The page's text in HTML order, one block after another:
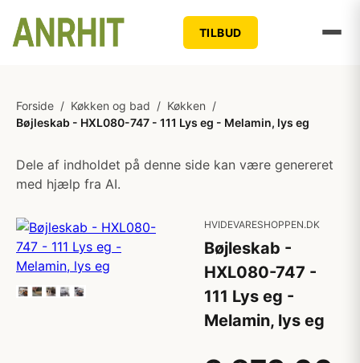
TILBUD
Forside / Køkken og bad / Køkken /
Bøjleskab - HXL080-747 - 111 Lys eg - Melamin, lys eg
Dele af indholdet på denne side kan være genereret
med hjælp fra AI.
HVIDEVARESHOPPEN.DK
Bøjleskab -
HXL080-747 -
111 Lys eg -
Melamin, lys eg